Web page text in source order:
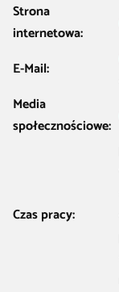
Strona
internetowa:
E-Mail:
Media
społecznościowe:
Czas pracy: